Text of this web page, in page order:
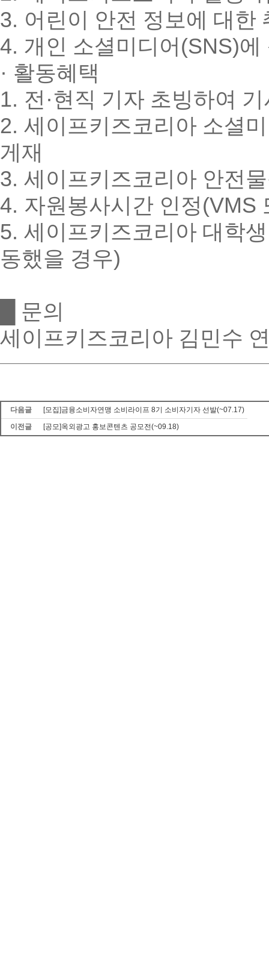
3. 어린이 안전 정보에 대한
4. 개인 소셜미디어 (SNS)에
· 활동혜택
1. 전 ·현직 기자 초빙하여
2. 세이프키즈코리아 소셜
게재
3. 세이프키즈코리아 안전
4. 자원봉사시간 인정(VMS
5. 세이프키즈코리아 대학
동했을 경우)
문의
세이프키즈코리아 김민수
다음글
[모집]금융소비자연맹 소비라이프 8기 소비자기자 선발(~07.17)
이전글
[공모]옥외광고 홍보콘텐츠 공모전(~09.18)